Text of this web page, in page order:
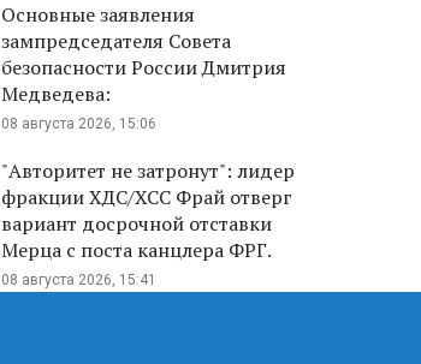
Основные заявления
зампредседателя Совета
безопасности России Дмитрия
Медведева:
08 августа 2026, 15:06
"Авторитет не затронут": лидер
фракции ХДС/ХСС Фрай отверг
вариант досрочной отставки
Мерца с поста канцлера ФРГ.
08 августа 2026, 15:41